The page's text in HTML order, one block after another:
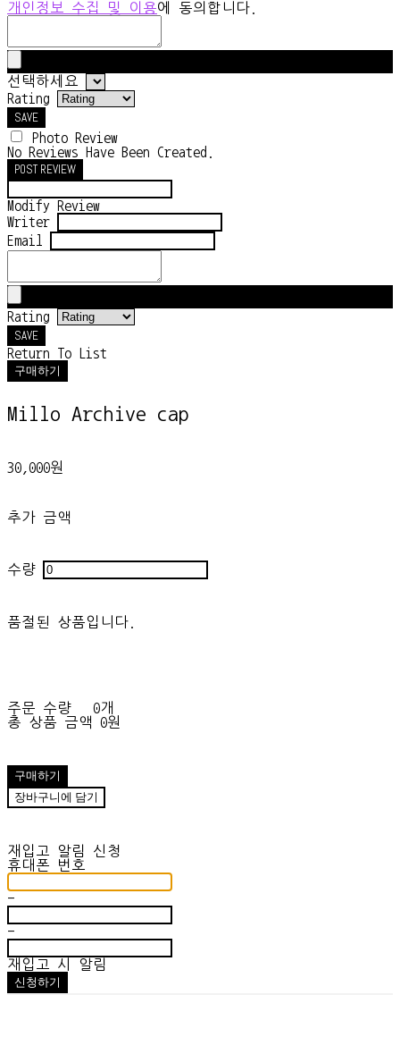
개인정보 수집 및 이용에 동의합니다.
선택하세요
Rating
SAVE
Photo Review
No Reviews Have Been Created.
POST REVIEW
Modify Review
Writer
Email
Rating
SAVE
Return To List
구매하기
Millo Archive cap
30,000원
추가 금액
수량
품절된 상품입니다.
주문 수량
0개
총 상품 금액
0원
구매하기
장바구니에 담기
재입고 알림 신청
휴대폰 번호
-
-
재입고 시 알림
신청하기